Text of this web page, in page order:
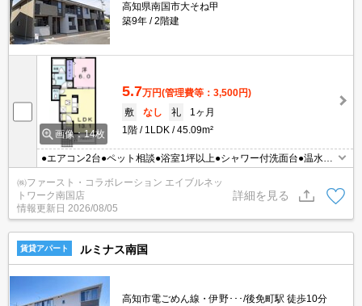
高知県南国市大そね甲
築9年
2階建
画像：14枚
5.7万円(管理費等：3,500円)
敷
なし 礼
1ヶ月
1階
1LDK 45.09m²
●エアコン2台●ペット相談●浴室1坪以上●シャワー付洗面台●温水洗
㈱ファースト・コラボレーション エイブルネッ
トワーク南国店
情報更新日 2026/08/05
詳細を見る
賃貸アパート ルミナス南国
高知市電ごめん線・伊野･･･/後免町駅 徒歩10分